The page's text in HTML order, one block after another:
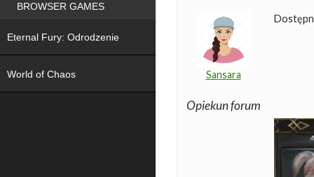
Sansara
Opiekun forum
BROWSER GAMES
Eternal Fury: Odrodzenie
World of Chaos